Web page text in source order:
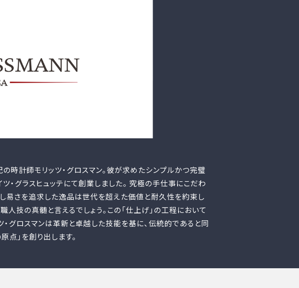
計師モリッツ・グロスマン。彼が求めたシンプルかつ完璧
グラスヒュッテにて創業しました。 究極の手仕事にこだわ
易さを追求した逸品は世代を超えた価値と耐久性を約束し
技の真髄と言えるでしょう。この「仕上げ」の工程において
グロスマンは革新と卓越した技能を基に、伝統的であると同
」を創り出します。